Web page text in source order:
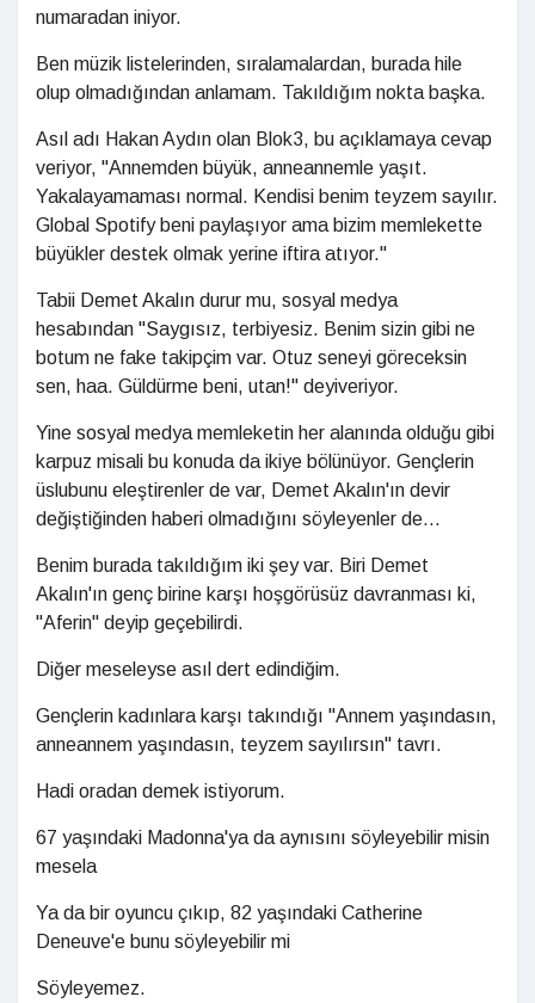
numaradan iniyor.
Ben müzik listelerinden, sıralamalardan, burada hile
olup olmadığından anlamam. Takıldığım nokta başka.
Asıl adı Hakan Aydın olan Blok3, bu açıklamaya cevap
veriyor, "Annemden büyük, anneannemle yaşıt.
Yakalayamaması normal. Kendisi benim teyzem sayılır.
Global Spotify beni paylaşıyor ama bizim memlekette
büyükler destek olmak yerine iftira atıyor."
Tabii Demet Akalın durur mu, sosyal medya
hesabından "Saygısız, terbiyesiz. Benim sizin gibi ne
botum ne fake takipçim var. Otuz seneyi göreceksin
sen, haa. Güldürme beni, utan!" deyiveriyor.
Yine sosyal medya memleketin her alanında olduğu gibi
karpuz misali bu konuda da ikiye bölünüyor. Gençlerin
üslubunu eleştirenler de var, Demet Akalın'ın devir
değiştiğinden haberi olmadığını söyleyenler de...
Benim burada takıldığım iki şey var. Biri Demet
Akalın'ın genç birine karşı hoşgörüsüz davranması ki,
"Aferin" deyip geçebilirdi.
Diğer meseleyse asıl dert edindiğim.
Gençlerin kadınlara karşı takındığı "Annem yaşındasın,
anneannem yaşındasın, teyzem sayılırsın" tavrı.
Hadi oradan demek istiyorum.
67 yaşındaki Madonna'ya da aynısını söyleyebilir misin
mesela
Ya da bir oyuncu çıkıp, 82 yaşındaki Catherine
Deneuve'e bunu söyleyebilir mi
Söyleyemez.